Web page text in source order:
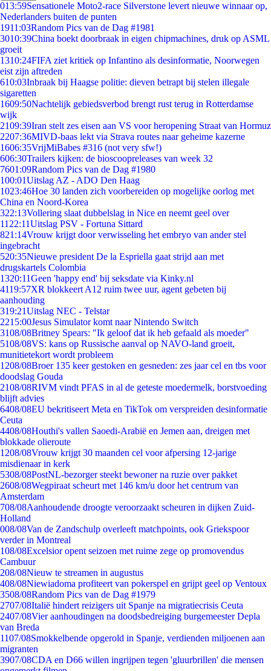
013:59Sensationele Moto2-race Silverstone levert nieuwe winnaar op,
Nederlanders buiten de punten
1911:03Random Pics van de Dag #1981
3010:39China boekt doorbraak in eigen chipmachines, druk op ASML
groeit
1310:24FIFA ziet kritiek op Infantino als desinformatie, Noorwegen
eist zijn aftreden
610:03Inbraak bij Haagse politie: dieven betrapt bij stelen illegale
sigaretten
1609:50Nachtelijk gebiedsverbod brengt rust terug in Rotterdamse
wijk
2109:39Iran stelt zes eisen aan VS voor heropening Straat van Hormuz
2207:36MIVD-baas lekt via Strava routes naar geheime kazerne
1606:35VrijMiBabes #316 (not very sfw!)
606:30Trailers kijken: de bioscoopreleases van week 32
7601:09Random Pics van de Dag #1980
100:01Uitslag AZ - ADO Den Haag
1023:46Hoe 30 landen zich voorbereiden op mogelijke oorlog met
China en Noord-Korea
322:13Vollering slaat dubbelslag in Nice en neemt geel over
11 22:11Uitslag PSV - Fortuna Sittard
821:14Vrouw krijgt door verwisseling het embryo van ander stel
ingebracht
520:35Nieuwe president De la Espriella gaat strijd aan met
drugskartels Colombia
1320:11Geen 'happy end' bij seksdate via Kinky.nl
4119:57XR blokkeert A12 ruim twee uur, agent gebeten bij
aanhouding
319:21Uitslag NEC - Telstar
2215:00Jesus Simulator komt naar Nintendo Switch
3108/08Britney Spears: "Ik geloof dat ik heb gefaald als moeder"
5108/08VS: kans op Russische aanval op NAVO-land groeit,
munitietekort wordt probleem
1208/08Broer 135 keer gestoken en gesneden: zes jaar cel en tbs voor
doodslag Gouda
2108/08RIVM vindt PFAS in al de geteste moedermelk, borstvoeding
blijft advies
6408/08EU bekritiseert Meta en TikTok om verspreiden desinformatie
Ceuta
4408/08Houthi's vallen Saoedi-Arabië en Jemen aan, dreigen met
blokkade olieroute
1208/08Vrouw krijgt 30 maanden cel voor afpersing 12-jarige
misdienaar in kerk
5308/08PostNL-bezorger steekt bewoner na ruzie over pakket
2608/08Wegpiraat scheurt met 146 km/u door het centrum van
Amsterdam
708/08Aanhoudende droogte veroorzaakt scheuren in dijken Zuid-
Holland
008/08Van de Zandschulp overleeft matchpoints, ook Griekspoor
verder in Montreal
108/08Excelsior opent seizoen met ruime zege op promovendus
Cambuur
208/08Nieuw te streamen in augustus
408/08Niewiadoma profiteert van pokerspel en grijpt geel op Ventoux
3508/08Random Pics van de Dag #1979
2707/08Italië hindert reizigers uit Spanje na migratiecrisis Ceuta
2407/08Vier aanhoudingen na doodsbedreiging burgemeester Depla
van Breda
1107/08Smokkelbende opgerold in Spanje, verdienden miljoenen aan
migranten
3907/08CDA en D66 willen ingrijpen tegen 'gluurbrillen' die mensen